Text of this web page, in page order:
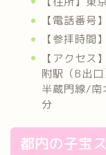
【電話番
【参拝時
【アクセス
附駅（B出
半蔵門線/南
分
都内の子宝